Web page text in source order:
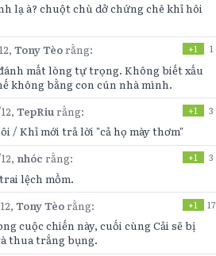
lạ à? chuột chù dở chứng chê khỉ hôi
Tony Tèorằng: +1 1
mất lòng tự trọng. Không biết xấu
không bằng con cún nhà mình.
TepRiu rằng: +1 3
/ Khỉ mới trả lời "cả họ mày thơm"
nhóc rằng: +1 3
lệch mồm.
Tony Tèorằng: +1 17
cuộc chiến này, cuối cùng Cải sẽ bị
thua trắng bụng.